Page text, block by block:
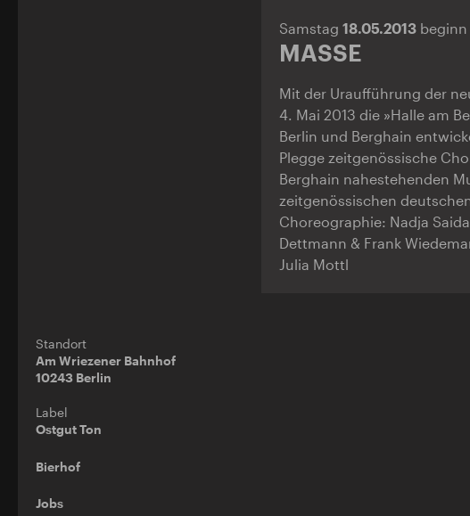
Standort
Am Wriezener Bahnhof
10243 Berlin
Label
Ostgut Ton
Bierhof
Jobs
Samstag 18.05.2013
MASSE
Mit der Uraufführung der
4. Mai 2013 die »Halle am
Berlin und Berghain
Plegge zeitgenössische
Berghain nahestehenden
zeitgenössischen
Choreographie: Nadja
Dettmann & Frank
Julia Mottl